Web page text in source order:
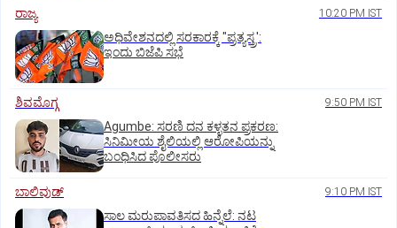
ರಾಜ್ಯ 10:20 PM IST
ಅಧಿವೇಶನದಲ್ಲಿ ಸರಕಾರಕ್ಕೆ "ಪ್ರತ್ಯಸ್ತ್ರ':
ಇಂದು ಬಿಜೆಪಿ ಸಭೆ
ಶಿವಮೊಗ್ಗ 9:50 PM IST
Agumbe: ಸರಣಿ ದನ ಕಳ್ಳತನ ಪ್ರಕರಣ:
ಸಿನಿಮೀಯ ಶೈಲಿಯಲ್ಲಿ ಆರೋಪಿಯನ್ನು
ಬಂಧಿಸಿದ ಪೊಲೀಸರು
ಬಾಲಿವುಡ್‌ 9:10 PM IST
ಸಾಲ ಮರುಪಾವತಿಸದ ಹಿನ್ನೆಲೆ: ನಟ